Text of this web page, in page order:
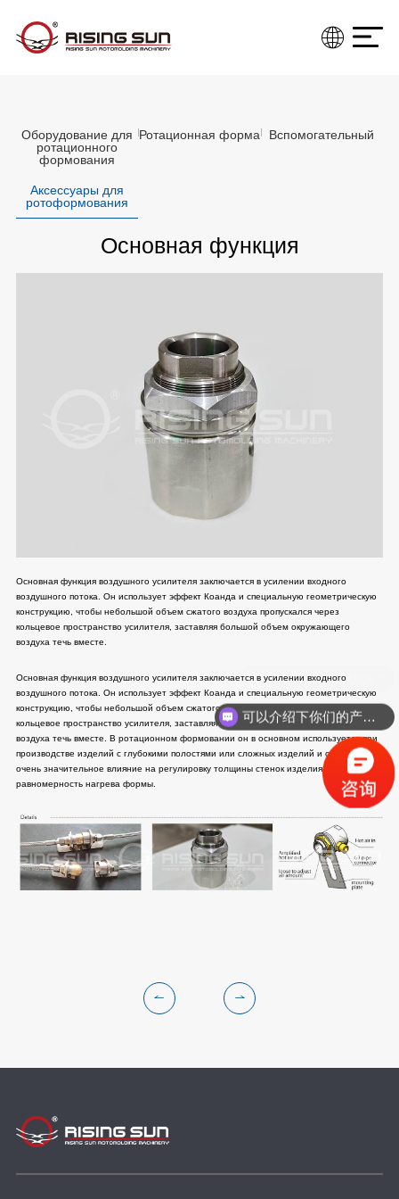
Оборудование для
ротационного
формования
Ротационная форма Вспомогательный
Аксессуары для
ротоформования
Основная функция
Основная функция воздушного усилителя заключается в усилении входного
воздушного потока. Он использует эффект Коанда и специальную геометрическую
конструкцию, чтобы небольшой объем сжатого воздуха пропускался через
кольцевое пространство усилителя, заставляя большой объем окружающего
воздуха течь вместе.
Основная функция воздушного усилителя заключается в усилении входного
воздушного потока. Он использует эффект Коанда и специальную геометрическую
конструкцию, чтобы небольшой объем сжатого воздуха пропускался через
кольцевое пространство усилителя, заставляя большой объем окружающего
воздуха течь вместе. В ротационном формовании он в основном используется при
производстве изделий с глубокими полостями или сложных изделий и оказывает
очень значительное влияние на регулировку толщины стенок изделия и
равномерность нагрева формы.
可以介绍下你们的产品么？
现在有优惠活动么？